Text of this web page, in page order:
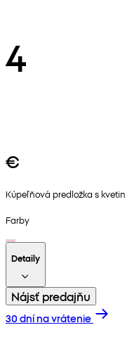
4
€
Kúpeľňová predložka s
Farby
Detaily
Nájsť predajňu
30 dní na vrátenie